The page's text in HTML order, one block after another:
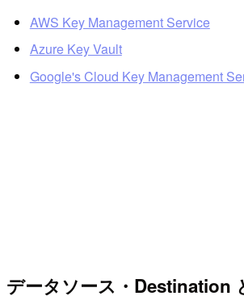
AWS Key Management Service
Azure Key Vault
Google's Cloud Key Management
データソース・Destination